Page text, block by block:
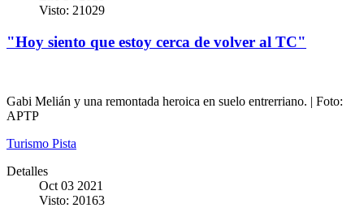
Visto: 21029
"Hoy siento que estoy cerca de volver al TC"
Gabi Melián y una remontada heroica en suelo entrerriano. | Foto:
APTP
Turismo Pista
Detalles
Oct 03 2021
Visto: 20163